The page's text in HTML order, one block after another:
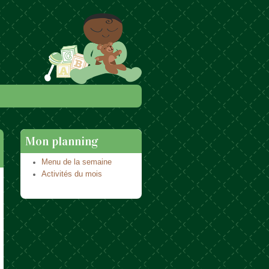
Mon planning
Menu de la semaine
Activités du mois